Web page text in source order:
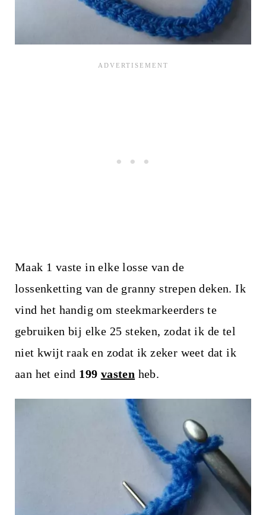
Maak 1 vaste in elke losse van de
lossenketting van de granny strepen deken. Ik
vind het handig om steekmarkeerders te
gebruiken bij elke 25 steken, zodat ik de tel
niet kwijt raak en zodat ik zeker weet dat ik
aan het eind 199 vasten heb.